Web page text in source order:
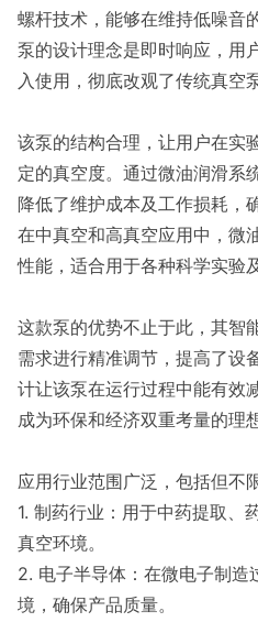
螺杆技术，能够在维持低噪音
泵的设计理念是即时响应，用
入使用，彻底改观了传统真空
该泵的结构合理，让用户在实
定的真空度。通过微油润滑系
降低了维护成本及工作损耗，
在中真空和高真空应用中，微
性能，适合用于各种科学实验
这款泵的优势不止于此，其智
需求进行精准调节，提高了设
计让该泵在运行过程中能有效
成为环保和经济双重考量的理
应用行业范围广泛，包括但不
1. 制药行业：用于中药提取、
真空环境。
2. 电子半导体：在微电子制造
境，确保产品质量。